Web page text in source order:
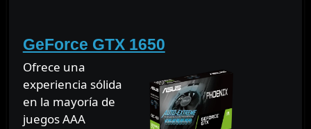
GeForce GTX 1650
Ofrece una
experiencia sólida
en la mayoría de
juegos AAA